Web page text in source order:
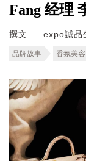
Fang 经理
撰文 expo誠品
品牌故事 香氛美容